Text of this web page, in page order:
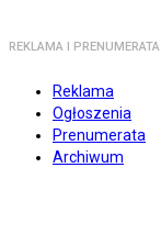
REKLAMA I PRENUMERATA
Reklama
Ogłoszenia
Prenumerata
Archiwum